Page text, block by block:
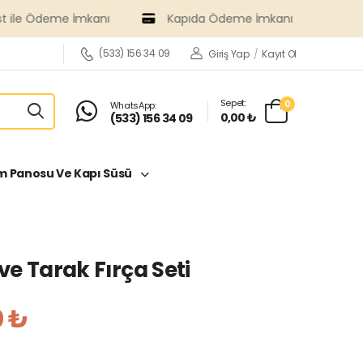
Kapıda Ödeme İmkanı
(533) 156 34 09 Giriş Yap / Kayıt Ol
WhatsApp:
(533) 156 34 09
Sepet:
0,00 ₺
0
Panosu Ve Kapı Süsü
Tarak Fırça Seti
₺